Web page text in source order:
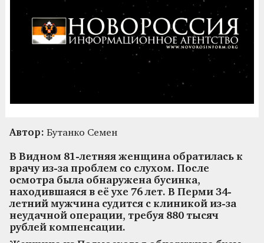
Автор: Бутанко Семен
В Видном 81-летняя женщина обратилась к
врачу из-за проблем со слухом. После
осмотра была обнаружена бусинка,
находившаяся в её ухе 76 лет. В Перми 34-
летний мужчина судится с клиникой из-за
неудачной операции, требуя 880 тысяч
рублей компенсации.